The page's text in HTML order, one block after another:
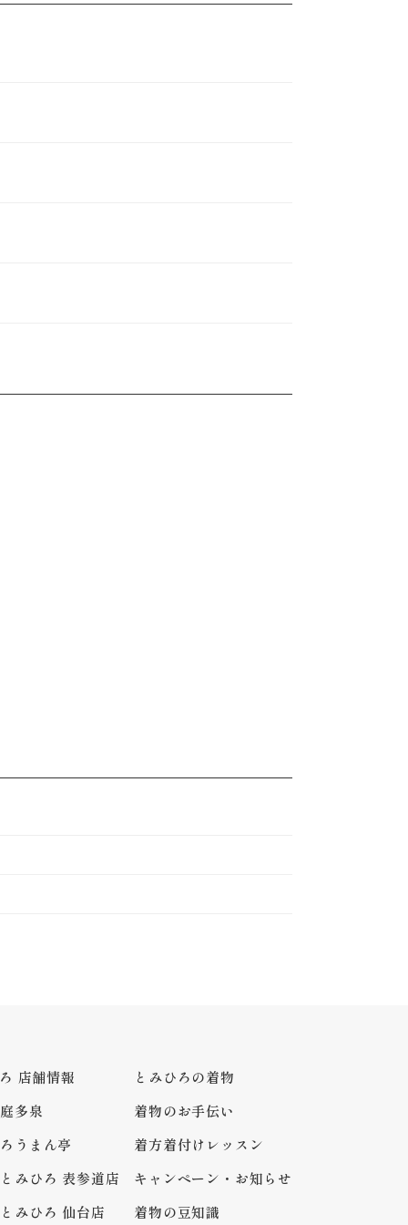
店舗情報
庭多泉
ろうまん亭
とみひろ 表参道店
とみひろ 仙台店
とみひろの着物
着物のお手伝い
着方着付けレッスン
キャンペーン・お知らせ
着物の豆知識